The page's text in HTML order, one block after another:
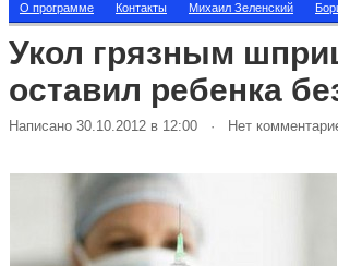
О программе Контакты Михаил Зеленский
Укол грязным
оставил ребенка
Написано 30.10.2012 в 12:00 · Нет